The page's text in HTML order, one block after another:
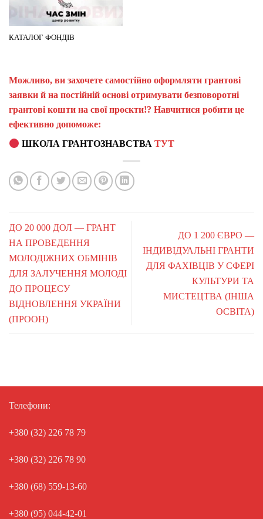
КАТАЛОГ ФОНДІВ
Можливо, ви захочете самостійно оформляти грантові
заявки й на постійній основі отримувати безповоротні
грантові кошти на свої проєкти!? Навчитися робити це
ефективно допоможе:
ШКОЛА ГРАНТОЗНАВСТВАТУТ
ДО 20 000 ДОЛ — ГРАНТ
НА ПРОВЕДЕННЯ
МОЛОДІЖНИХ ОБМІНІВ
ДЛЯ ЗАЛУЧЕННЯ МОЛОДІ
ДО ПРОЦЕСУ
ВІДНОВЛЕННЯ УКРАЇНИ
(ПРООН)
ДО 1 200 ЄВРО —
ІНДИВІДУАЛЬНІ ГРАНТИ
ДЛЯ ФАХІВЦІВ У СФЕРІ
КУЛЬТУРИ ТА
МИСТЕЦТВА (ІНША
ОСВІТА)
Телефони:
+380 (32) 226 78 79
+380 (32) 226 78 90
+380 (68) 559-13-60
+380 (95) 044-42-01